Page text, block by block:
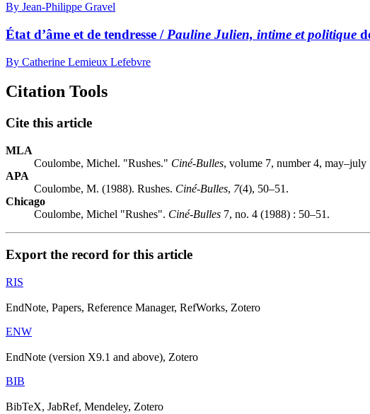
By Jean-Philippe Gravel
État d’âme et de tendresse / Pauline Julien, intime et politique
By Catherine Lemieux Lefebvre
Citation Tools
Cite this article
MLA
Coulombe, Michel. "Rushes." Ciné-Bulles, volume 7, number 4, may–july
APA
Coulombe, M. (1988). Rushes. Ciné-Bulles, 7(4), 50–51.
Chicago
Coulombe, Michel "Rushes". Ciné-Bulles 7, no. 4 (1988) : 50–51.
Export the record for this article
RIS
EndNote, Papers, Reference Manager, RefWorks, Zotero
ENW
EndNote (version X9.1 and above), Zotero
BIB
BibTeX, JabRef, Mendeley, Zotero